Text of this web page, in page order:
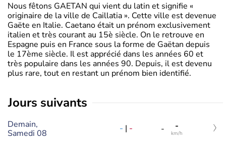
Nous fêtons GAETAN qui vient du latin et signifie «
originaire de la ville de Caillatia ». Cette ville est devenue
Gaëte en Italie. Caetano était un prénom exclusivement
italien et très courant au 15è siècle. On le retrouve en
Espagne puis en France sous la forme de Gaëtan depuis
le 17ème siècle. Il est apprécié dans les années 60 et
très populaire dans les années 90. Depuis, il est devenu
plus rare, tout en restant un prénom bien identifié.
jours suivants
Demain,
Samedi 08
- | - - -
km/h